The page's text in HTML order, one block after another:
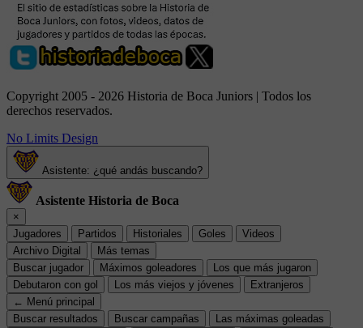
Copyright 2005 - 2026 Historia de Boca Juniors | Todos los
derechos reservados.
No Limits Design
Asistente: ¿qué andás buscando?
Asistente Historia de Boca
×
Jugadores
Partidos Historiales Goles
Videos
Archivo Digital
Más temas
Buscar jugador
Máximos goleadores
Los que más jugaron
Debutaron con gol
Los más viejos y jóvenes
Extranjeros
← Menú principal
Buscar resultados
Buscar campañas
Las máximas goleadas